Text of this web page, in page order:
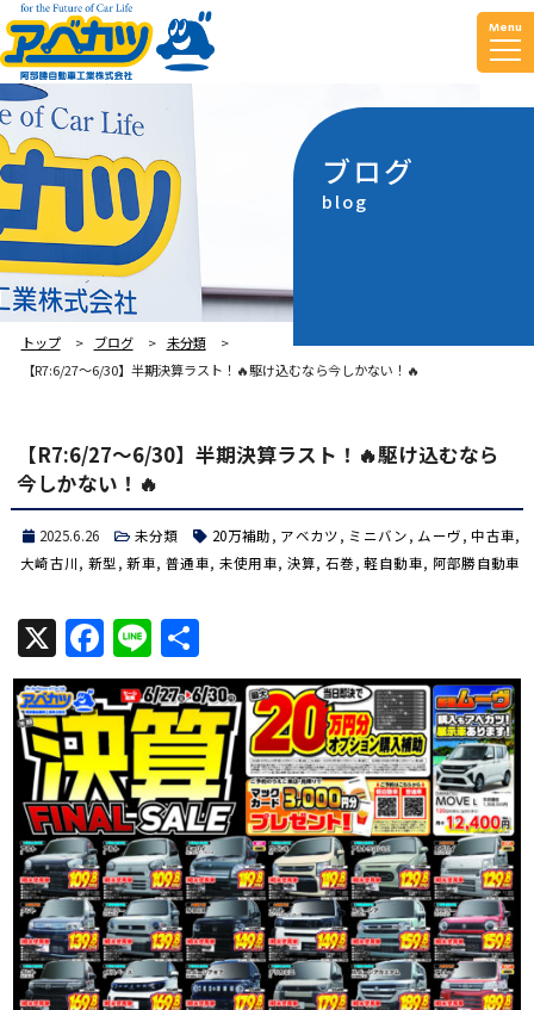
Menu
ブログ
blog
トップ ブログ
未分類
【R7:6/27～6/30】半期決算ラスト！🔥駆け込むなら今しかない！🔥
【R7:6/27～6/30】半期決算ラスト！🔥駆け込むなら
今しかない！🔥
2025.6.26 未分類 20万補助, アベカツ, ミニバン, ムーヴ, 中古車,
大崎古川, 新型 ,新車, 普通車, 未使用車, 決算,石巻,軽自動車, 阿部勝自動車
X Facebook
Line共
有